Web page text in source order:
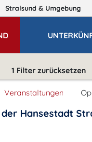
Stralsund & Umgebung
1 Filter zurücksetzen
Veranstaltungen
Hansestadt